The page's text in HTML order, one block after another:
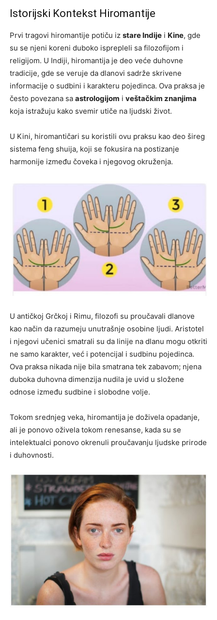
Istorijski Kontekst Hiromantije
Prvi tragovi hiromantije potiču iz stare Indije i Kine, gde
su se njeni koreni duboko isprepleli sa filozofijom i
religijom. U Indiji, hiromantija je deo veće duhovne
tradicije, gde se veruje da dlanovi sadrže skrivene
informacije o sudbini i karakteru pojedinca. Ova praksa je
često povezana sa astrologijom i veštačkim znanjima
koja istražuju kako svemir utiče na ljudski život.
U Kini, hiromantičari su koristili ovu praksu kao deo šireg
sistema feng shuija, koji se fokusira na postizanje
harmonije između čoveka i njegovog okruženja.
U antičkoj Grčkoj i Rimu, filozofi su proučavali dlanove
kao način da razumeju unutrašnje osobine ljudi. Aristotel
i njegovi učenici smatrali su da linije na dlanu mogu otkriti
ne samo karakter, već i potencijal i sudbinu pojedinca.
Ova praksa nikada nije bila smatrana tek zabavom; njena
duboka duhovna dimenzija nudila je uvid u složene
odnose između sudbine i slobodne volje.
Tokom srednjeg veka, hiromantija je doživela opadanje,
ali je ponovo oživela tokom renesanse, kada su se
intelektualci ponovo okrenuli proučavanju ljudske prirode
i duhovnosti.